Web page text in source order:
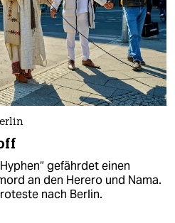
gefährdet einen
an den Herero und Nama.
nach Berlin.